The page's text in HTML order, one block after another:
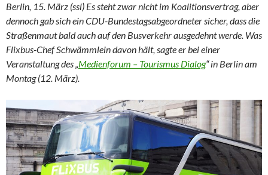
Berlin, 15. März (ssl) Es steht zwar nicht im Koalitionsvertrag, aber
dennoch gab sich ein CDU-Bundestagsabgeordneter sicher, dass die
Straßenmaut bald auch auf den Busverkehr ausgedehnt werde. Was
Flixbus-Chef Schwämmlein davon hält, sagte er bei einer
Veranstaltung des „Medienforum – Tourismus Dialog“ in Berlin am
Montag (12. März).